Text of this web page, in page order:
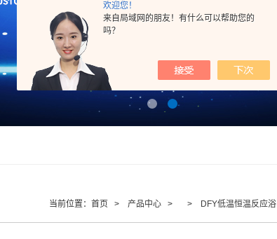
欢迎您！
来自局域网的朋友！有什么可以帮助您的
吗？
当前位置： 首页 > 产品中心 > > DFY低温恒温反应浴